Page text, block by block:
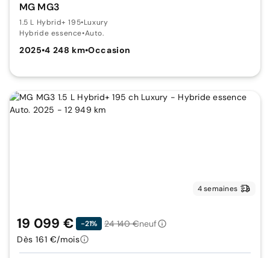
MG MG3
1.5 L Hybrid+ 195•Luxury
Hybride essence•Auto.
2025•4 248 km•Occasion
4 semaines
19 099 € -21% 24 140 €neuf
Dès 161 €/mois